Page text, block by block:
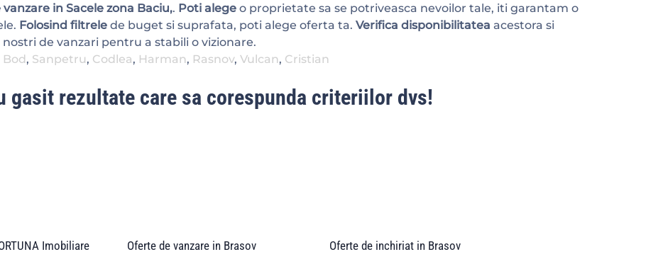
in Sacele zona Baciu,. Poti alege o proprietate sa se potriveasca nevoilor tale, iti garantam o
Folosind filtrele de buget si suprafata, poti alege oferta ta. Verifica disponibilitatea acestora si
de vanzari pentru a stabili o vizionare.
Bod , Sanpetru, Codlea, Harman, Rasnov, Vulcan, Cristian
gasit rezultate care sa corespunda criteriilor dvs!
Imobiliare Oferte de vanzare in Brasov Oferte de inchiriat in Brasov